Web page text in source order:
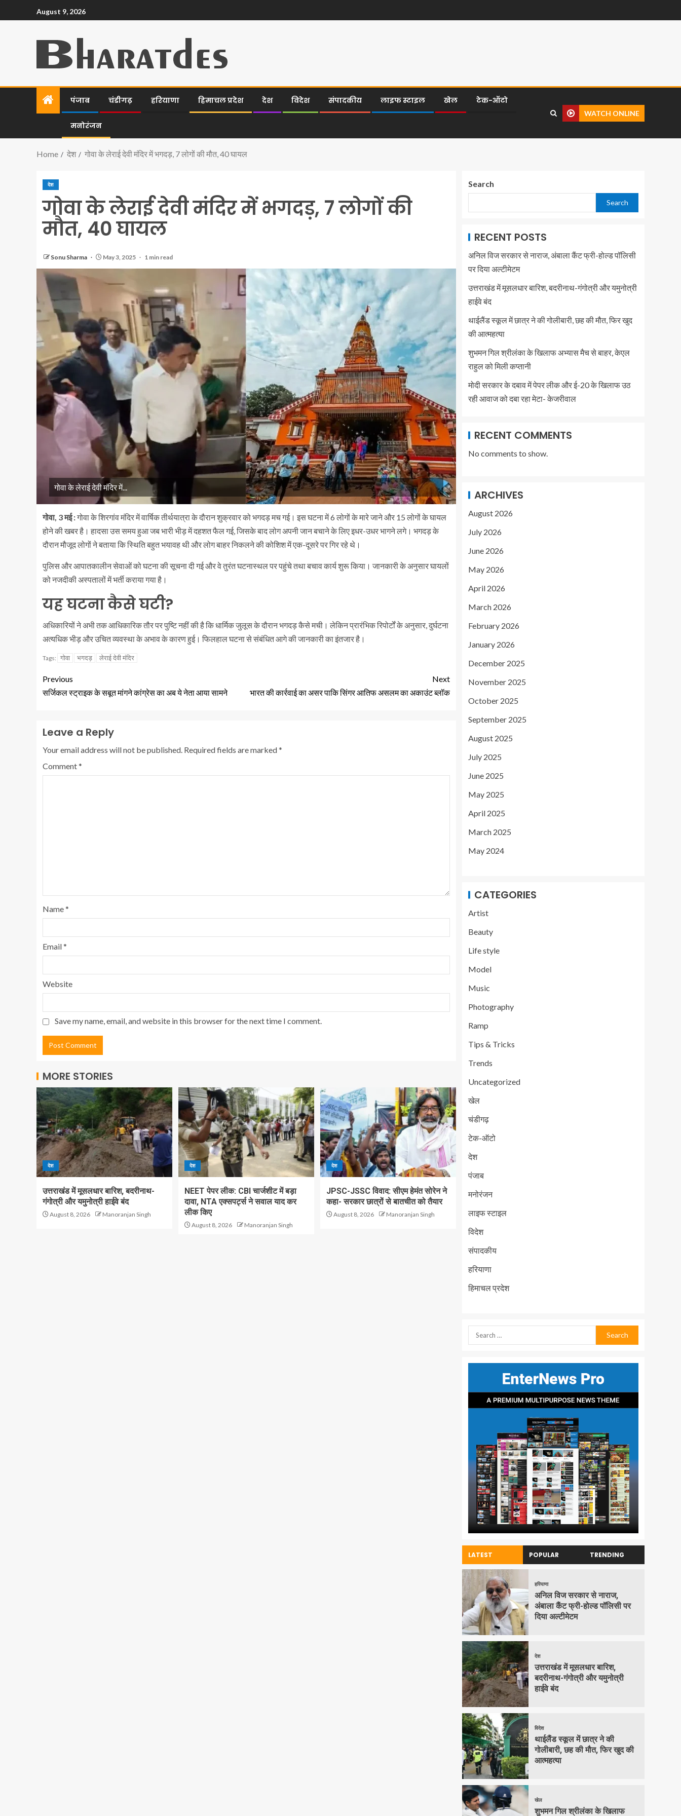
August 9, 2026
पंजाब चंडीगढ़ हरियाणा हिमाचल प्रदेश देश विदेश संपादकीय लाइफ स्टाइल खेल टेक-ऑटो
मनोरंजन
WATCH ONLINE
Home देश गोवा के लेराई देवी मंदिर में भगदड़, 7 लोगों की मौत, 40 घायल
देश
गोवा के लेराई देवी मंदिर में भगदड़, 7 लोगों की
मौत, 40 घायल
Sonu Sharma May 3, 2025 1 min read
गोवा के लेराई देवी मंदिर में...
गोवा, 3 मई :गोवा के शिरगांव मंदिर में वार्षिक तीर्थयात्रा के दौरान शुक्रवार को भगदड़ मच गई। इस घटना में 6 लोगों के मारे जाने और 15 लोगों के घायल
होने की खबर है। हादसा उस समय हुआ जब भारी भीड़ में दहशत फैल गई, जिसके बाद लोग अपनी जान बचाने के लिए इधर-उधर भागने लगे। भगदड़ के
दौरान मौजूद लोगों ने बताया कि स्थिति बहुत भयावह थी और लोग बाहर निकलने की कोशिश में एक-दूसरे पर गिर रहे थे।
पुलिस और आपातकालीन सेवाओं को घटना की सूचना दी गई और वे तुरंत घटनास्थल पर पहुंचे तथा बचाव कार्य शुरू किया। जानकारी के अनुसार घायलों
को नजदीकी अस्पतालों में भर्ती कराया गया है।
यह घटना कैसे घटी?
अधिकारियों ने अभी तक आधिकारिक तौर पर पुष्टि नहीं की है कि धार्मिक जुलूस के दौरान भगदड़ कैसे मची। लेकिन प्रारंभिक रिपोर्टों के अनुसार, दुर्घटना
अत्यधिक भीड़ और उचित व्यवस्था के अभाव के कारण हुई। फिलहाल घटना से संबंधित आगे की जानकारी का इंतजार है।
Tags: गोवा भगदड़ लेराई देवी मंदिर
Previous
सर्जिकल स्ट्राइक के सबूत मांगने कांग्रेस का अब ये नेता आया सामने
Next
भारत की कार्रवाई का असर पाकि सिंगर आतिफ असलम का अकाउंट ब्लॉक
Leave a Reply
Your email address will not be published. Required fields are marked*
Comment*
Name*
Email*
Website
Save my name, email, and website in this browser for the next time I comment.
MORE STORIES
देश
उत्तराखंड में मूसलधार बारिश, बदरीनाथ-
गंगोत्री और यमुनोत्री हाईवे बंद
August 8, 2026 Manoranjan Singh
देश
NEET पेपर लीक: CBI चार्जशीट में बड़ा
दावा, NTA एक्सपर्ट्स ने सवाल याद कर
लीक किए
August 8, 2026 Manoranjan Singh
देश
JPSC-JSSC विवाद: सीएम हेमंत सोरेन ने
कहा- सरकार छात्रों से बातचीत को तैयार
August 8, 2026 Manoranjan Singh
Search
Search
RECENT POSTS
अनिल विज सरकार से नाराज, अंबाला कैंट फ्री-होल्ड पॉलिसी
पर दिया अल्टीमेटम
उत्तराखंड में मूसलधार बारिश, बदरीनाथ-गंगोत्री और यमुनोत्री
हाईवे बंद
थाईलैंड स्कूल में छात्र ने की गोलीबारी, छह की मौत, फिर खुद
की आत्महत्या
शुभमन गिल श्रीलंका के खिलाफ अभ्यास मैच से बाहर, केएल
राहुल को मिली कप्तानी
मोदी सरकार के दबाव में पेपर लीक और ई-20 के खिलाफ उठ
रही आवाज को दबा रहा मेटा- केजरीवाल
RECENT COMMENTS
No comments to show.
ARCHIVES
August 2026
July 2026
June 2026
May 2026
April 2026
March 2026
February 2026
January 2026
December 2025
November 2025
October 2025
September 2025
August 2025
July 2025
June 2025
May 2025
April 2025
March 2025
May 2024
CATEGORIES
Artist
Beauty
Life style
Model
Music
Photography
Ramp
Tips & Tricks
Trends
Uncategorized
खेल
चंडीगढ़
टेक-ऑटो
देश
पंजाब
मनोरंजन
लाइफ स्टाइल
विदेश
संपादकीय
हरियाणा
हिमाचल प्रदेश
LATEST POPULAR TRENDING
हरियाणा
अनिल विज सरकार से नाराज,
अंबाला कैंट फ्री-होल्ड पॉलिसी पर
दिया अल्टीमेटम
देश
उत्तराखंड में मूसलधार बारिश,
बदरीनाथ-गंगोत्री और यमुनोत्री
हाईवे बंद
विदेश
थाईलैंड स्कूल में छात्र ने की
गोलीबारी, छह की मौत, फिर खुद की
आत्महत्या
खेल
शुभमन गिल श्रीलंका के खिलाफ